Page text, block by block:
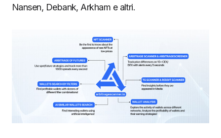
Nansen, Debank, Arkham e altri.